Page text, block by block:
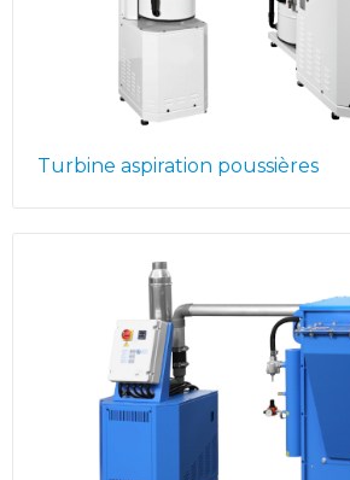
Turbine aspiration poussières